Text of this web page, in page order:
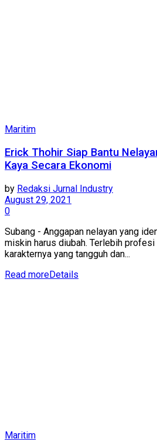
Maritim
Erick Thohir Siap Bantu
Kaya Secara Ekonomi
by Redaksi Jurnal Industry
August 29, 2021
0
Subang - Anggapan nelayan yang
miskin harus diubah. Terlebih profesi
karakternya yang tangguh dan...
Read moreDetails
Maritim